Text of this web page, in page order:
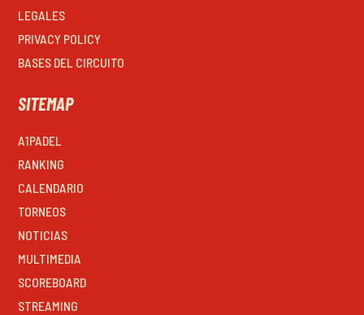
LEGALES
PRIVACY POLICY
BASES DEL CIRCUITO
SITEMAP
A1PADEL
RANKING
CALENDARIO
TORNEOS
NOTICIAS
MULTIMEDIA
SCOREBOARD
STREAMING